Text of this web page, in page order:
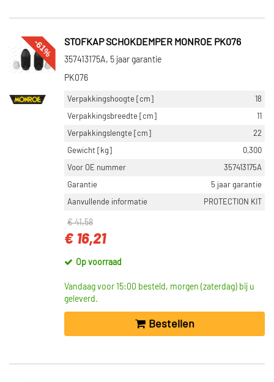
-61% STOFKAP SCHOKDEMPER MONROE PK076
357413175A, 5 jaar garantie
PK076
Verpakkingshoogte [cm]
18
Verpakkingsbreedte [cm]
11
Verpakkingslengte [cm]
22
Gewicht [kg]
0,300
Voor OE nummer
357413175A
Garantie
5 jaar garantie
Aanvullende informatie
PROTECTION KIT
€ 41,58
€ 16,21
Op voorraad
Vandaag voor 15:00 besteld, morgen (zaterdag) bij u
geleverd.
Bestellen